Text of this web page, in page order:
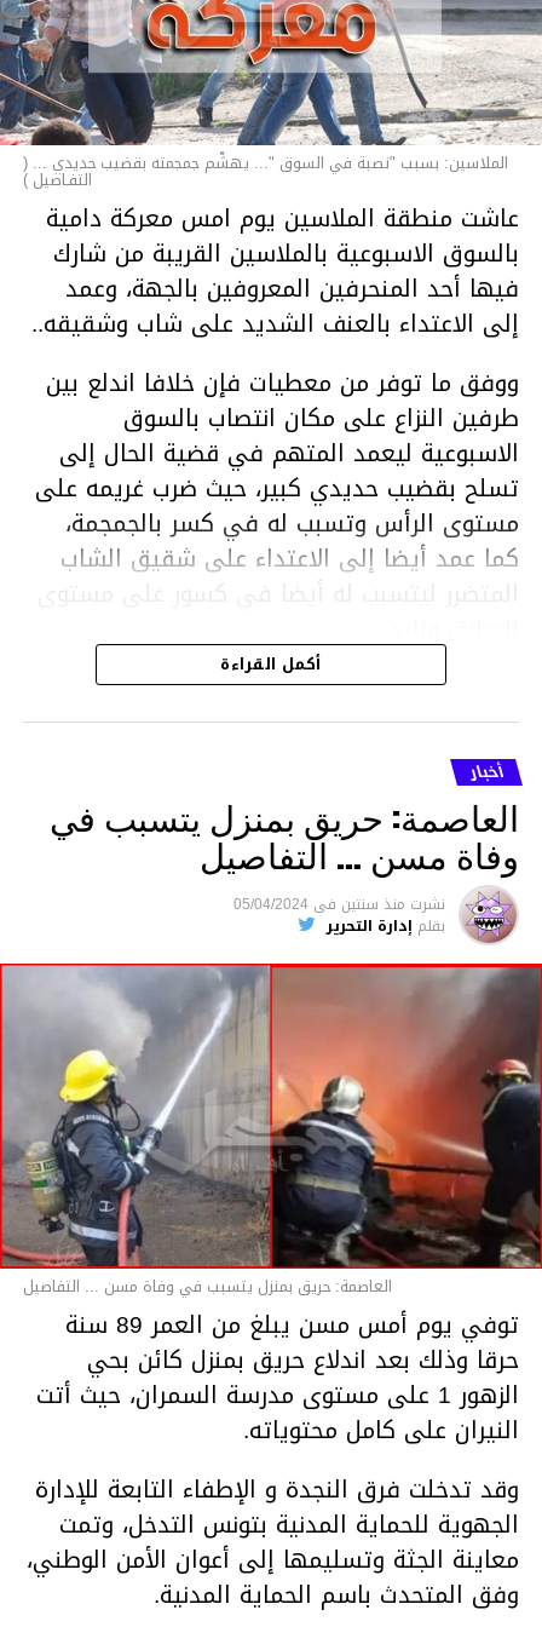
الملاسين: بسبب "نصبة في السوق "... يهشّم جمجمته بقضيب حديدي ... (
التفـاصيل )
عاشت منطقة الملاسين يوم امس معركة دامية
بالسوق الاسبوعية بالملاسين القريبة من شارك
فيها أحد المنحرفين المعروفين بالجهة، وعمد
إلى الاعتداء بالعنف الشديد على شاب وشقيقه..
ووفق ما توفر من معطيات فإن خلافا اندلع بين
طرفين النزاع على مكان انتصاب بالسوق
الاسبوعية ليعمد المتهم في قضية الحال إلى
تسلح بقضيب حديدي كبير، حيث ضرب غريمه على
مستوى الرأس وتسبب له في كسر بالجمجمة،
كما عمد أيضا إلى الاعتداء على شقيق الشاب
المتضرر ليتسبب له أيضا في كسور على مستوى
هذا وقد تمكن أعوان مركز الأمن الوطني بحي
هلال في توقيت قياسي من محاصرة المشتبه به
والقبض عليه وإحالته على التحقيق في خصوص
ما نُسبه إليه.
متابعة
قسم الاخبار
أكمل القراءة
أخبار
العاصمة: حريق بمنزل يتسبب في
وفاة مسن … التفاصيل
نشرت منذ سنتين فى 05/04/2024
بقلم إدارة التحرير
العاصمة: حريق بمنزل يتسبب في وفاة مسن ... التفاصيل
توفي يوم أمس مسن يبلغ من العمر 89 سنة
حرقا وذلك بعد اندلاع حريق بمنزل كائن بحي
الزهور 1 على مستوى مدرسة السمران، حيث أتت
النيران على كامل محتوياته.
وقد تدخلت فرق النجدة و الإطفاء التابعة للإدارة
الجهوية للحماية المدنية بتونس التدخل، وتمت
معاينة الجثة وتسليمها إلى أعوان الأمن الوطني،
وفق المتحدث باسم الحماية المدنية.